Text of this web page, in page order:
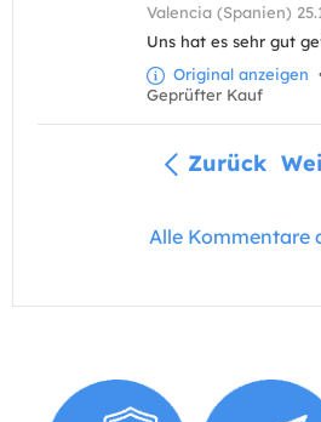
Valencia (Spanien)
Uns hat es sehr gut
Original anzeigen
Geprüfter Kauf
Zurück
Alle Kommentare